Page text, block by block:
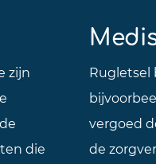
zijn
die
Rugletsel
vergoed
de